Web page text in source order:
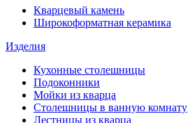
Кварцевый камень
Широкоформатная керамика
Изделия
Кухонные столешницы
Подоконники
Мойки из кварца
Столешницы в ванную комнату
Лестницы из кварца